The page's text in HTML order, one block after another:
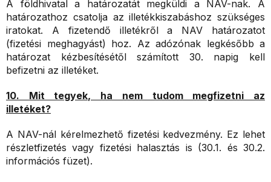
A földhivatal a határozatát megküldi a NAV-nak. A
határozathoz csatolja az illetékkiszabáshoz szükséges
iratokat. A fizetendő illetékről a NAV határozatot
(fizetési meghagyást) hoz. Az adózónak legkésőbb a
határozat kézbesítésétől számított 30. napig kell
befizetni az illetéket.
10. Mit tegyek, ha nem tudom megfizetni az
illetéket?
A NAV-nál kérelmezhető fizetési kedvezmény. Ez lehet
részletfizetés vagy fizetési halasztás is (30.1. és 30.2.
információs füzet).